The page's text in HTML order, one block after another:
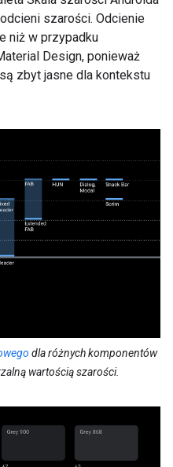
szarości. Odcienie
niż w przypadku
Design, ponieważ
zbyt jasne dla kontekstu
dla różnych komponentów
wartością szarości.